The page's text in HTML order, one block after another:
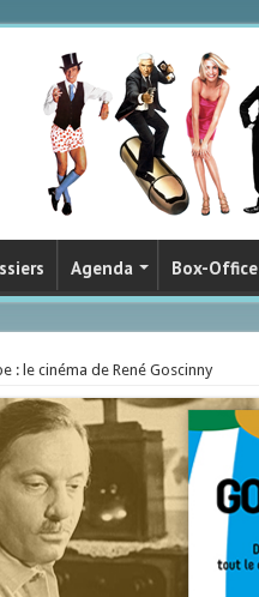
Agenda Box-Office
: le cinéma de René Goscinny